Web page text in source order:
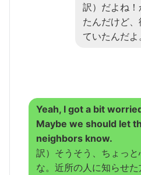
訳）だよね
たんだけど
ていたんだよ
Yeah, I got a bit
Maybe we should let
neighbors know.
訳）そうそう、ちょっ
な。近所の人に知らせ